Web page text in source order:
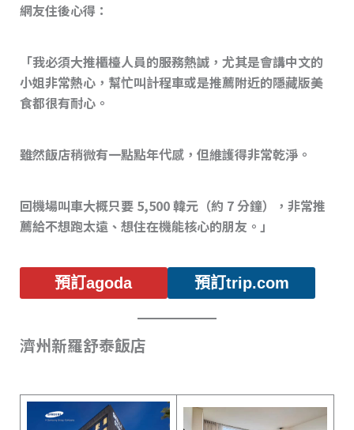
網友住後心得：
「我必須大推櫃檯人員的服務熱誠，尤其是會講中文的
小姐非常熱心，幫忙叫計程車或是推薦附近的隱藏版美
食都很有耐心。
雖然飯店稍微有一點點年代感，但維護得非常乾淨。
回機場叫車大概只要 5,500 韓元（約 7 分鐘），非常推
薦給不想跑太遠、想住在機能核心的朋友。」
預訂agoda 預訂trip.com
濟州新羅舒泰飯店